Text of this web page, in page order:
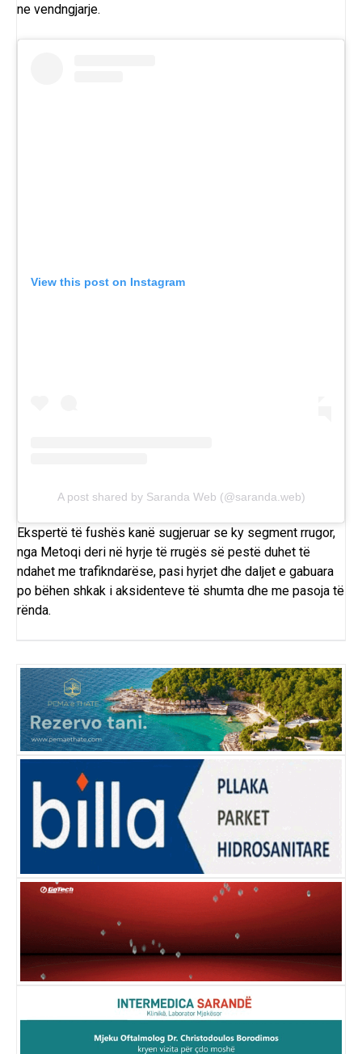
ne vendngjarje.
View this post on Instagram
A post shared by Saranda Web (@saranda.web)
Ekspertë të fushës kanë sugjeruar se ky segment rrugor,
nga Metoqi deri në hyrje të rrugës së pestë duhet të
ndahet me trafikndarëse, pasi hyrjet dhe daljet e gabuara
po bëhen shkak i aksidenteve të shumta dhe me pasoja të
rënda.